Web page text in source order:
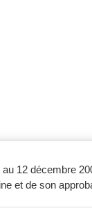
12 décembre
et de son